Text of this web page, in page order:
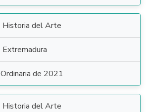
Historia del Arte
Extremadura
Ordinaria de 2021
Historia del Arte